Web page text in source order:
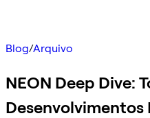
Blog/Arquivo
NEON Deep Dive:
Desenvolvimentos